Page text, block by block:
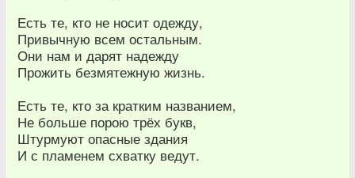
Есть те, кто не носит одежду,
Привычную всем остальным.
Они нам и дарят надежду
Прожить безмятежную жизнь.
Есть те, кто за кратким названием,
Не больше порою трёх букв,
Штурмуют опасные здания
И с пламенем схватку ведут.